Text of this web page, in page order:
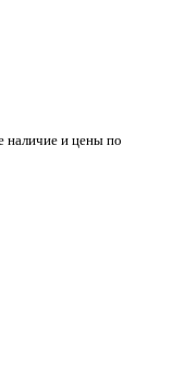
наличие и цены по